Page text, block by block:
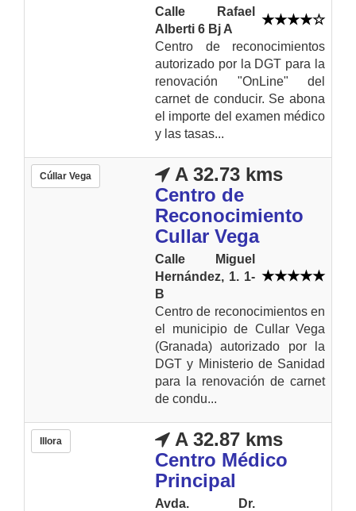
Calle Rafael
Alberti 6 Bj A
Centro de reconocimientos
autorizado por la DGT para la
renovación "OnLine" del
carnet de conducir. Se abona
el importe del examen médico
y las tasas...
Cúllar Vega
A 32.73 kms
Centro de
Reconocimiento
Cullar Vega
Calle Miguel
Hernández, 1. 1-
B
Centro de reconocimientos en
el municipio de Cullar Vega
(Granada) autorizado por la
DGT y Ministerio de Sanidad
para la renovación de carnet
de condu...
Illora
A 32.87 kms
Centro Médico
Principal
Avda. Dr.